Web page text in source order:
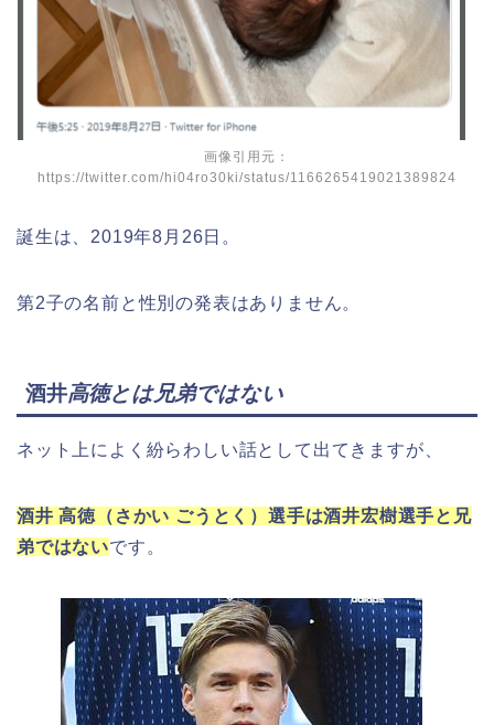
画像引用元：
https://twitter.com/hi04ro30ki/status/1166265419021389824
誕生は、2019年8月26日。
第2子の名前と性別の発表はありません。
酒井高徳とは兄弟ではない
ネット上によく紛らわしい話として出てきますが、
酒井 高徳（さかい ごうとく）選手は酒井宏樹選手と兄
弟ではないです。